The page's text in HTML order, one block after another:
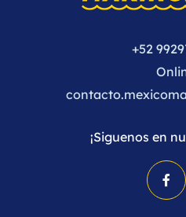
+52
¡Siguenos en